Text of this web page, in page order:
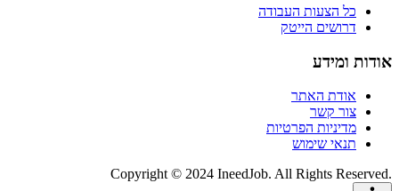
כל הצעות העבודה
דרושים הייטק
אודות ומידע
אודת האתר
צור קשר
מדיניות הפרטיות
תנאי שימוש
Copyright © 2024 IneedJob. All Rights Reserved.